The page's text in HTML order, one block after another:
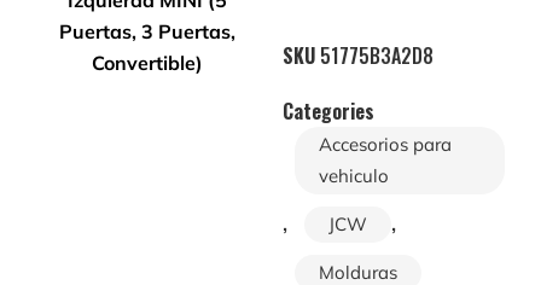
SKU 51775B3A2D8
Categories
Accesorios para
vehiculo
, JCW ,
Molduras